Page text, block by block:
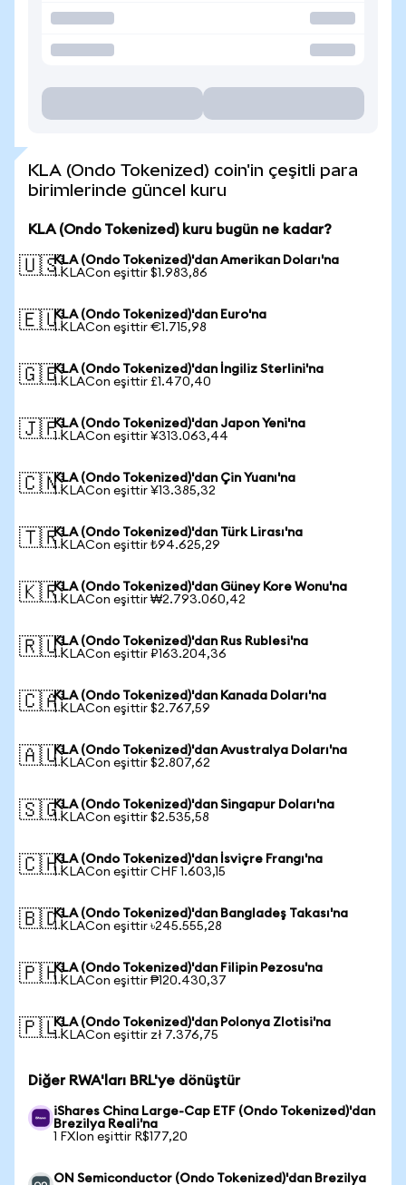
KLA (Ondo Tokenized) coin'in çeşitli para
birimlerinde güncel kuru
KLA (Ondo Tokenized) kuru bugün ne kadar?
🇺🇸KLA (Ondo Tokenized)'dan Amerikan Doları'na
1 KLACon eşittir $1.983,86
🇪🇺KLA (Ondo Tokenized)'dan Euro'na
1 KLACon eşittir €1.715,98
🇬🇧KLA (Ondo Tokenized)'dan İngiliz Sterlini'na
1 KLACon eşittir £1.470,40
🇯🇵KLA (Ondo Tokenized)'dan Japon Yeni'na
1 KLACon eşittir ¥313.063,44
🇨🇳KLA (Ondo Tokenized)'dan Çin Yuanı'na
1 KLACon eşittir ¥13.385,32
🇹🇷KLA (Ondo Tokenized)'dan Türk Lirası'na
1 KLACon eşittir ₺94.625,29
🇰🇷KLA (Ondo Tokenized)'dan Güney Kore Wonu'na
1 KLACon eşittir ₩2.793.060,42
🇷🇺KLA (Ondo Tokenized)'dan Rus Rublesi'na
1 KLACon eşittir ₽163.204,36
🇨🇦KLA (Ondo Tokenized)'dan Kanada Doları'na
1 KLACon eşittir $2.767,59
🇦🇺KLA (Ondo Tokenized)'dan Avustralya Doları'na
1 KLACon eşittir $2.807,62
🇸🇬KLA (Ondo Tokenized)'dan Singapur Doları'na
1 KLACon eşittir $2.535,58
🇨🇭KLA (Ondo Tokenized)'dan İsviçre Frangı'na
1 KLACon eşittir CHF 1.603,15
🇧🇩KLA (Ondo Tokenized)'dan Bangladeş Takası'na
1 KLACon eşittir ৳245.555,28
🇵🇭KLA (Ondo Tokenized)'dan Filipin Pezosu'na
1 KLACon eşittir ₱120.430,37
🇵🇱KLA (Ondo Tokenized)'dan Polonya Zlotisi'na
1 KLACon eşittir zł 7.376,75
Diğer RWA'ları BRL'ye dönüştür
iShares China Large-Cap ETF (Ondo Tokenized)'dan
Brezilya Reali'na
1 FXIon eşittir R$177,20
ON Semiconductor (Ondo Tokenized)'dan Brezilya